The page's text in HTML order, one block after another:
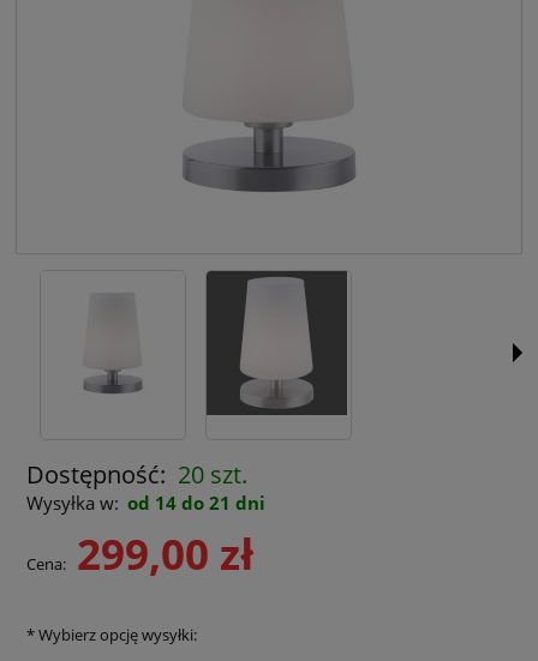
Dostępność: 20 szt.
Wysyłka w: od 14 do 21 dni
Cena: 299,00 zł
*Wybierz opcję wysyłki: